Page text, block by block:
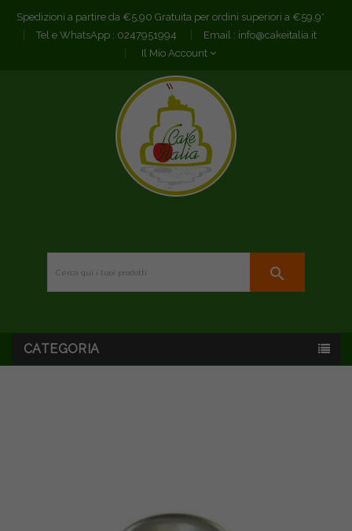
Spedizioni a partire da €5,90 Gratuita per ordini superiori a €59,9*
Tel e WhatsApp : 0247951994 Email : info@cakeitalia.it
Il Mio Account
search
CATEGORIA